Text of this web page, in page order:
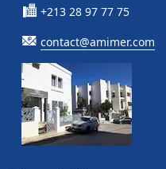
+213 28 97 77 75
contact@amimer.com